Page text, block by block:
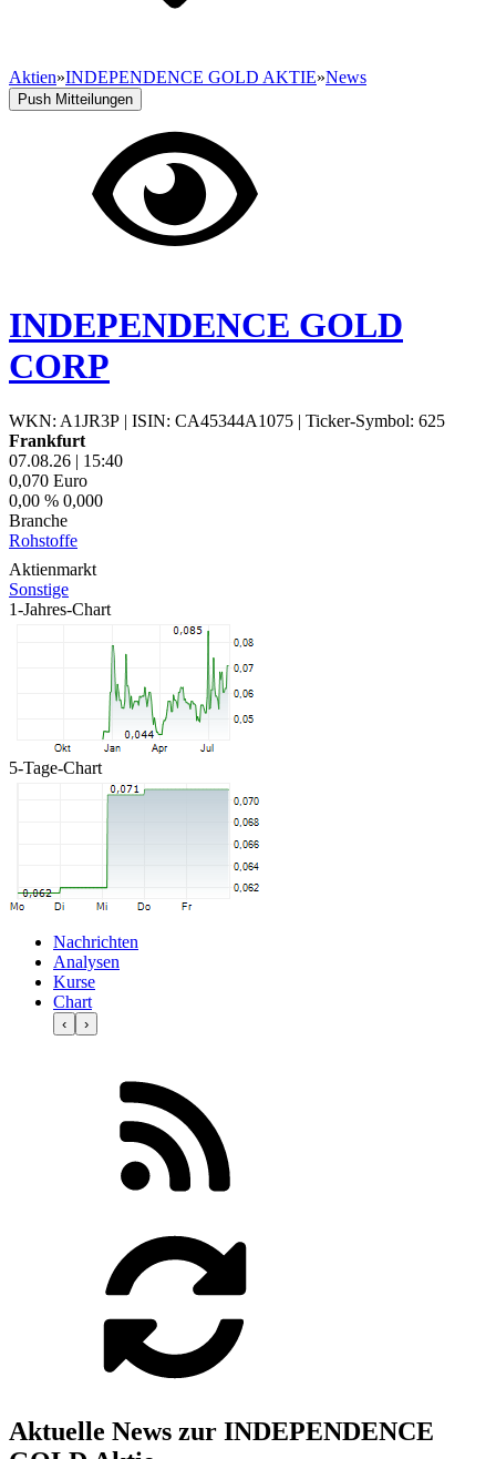
Aktien»INDEPENDENCE GOLD AKTIE»News
Push Mitteilungen
INDEPENDENCE GOLD
CORP
WKN: A1JR3P | ISIN: CA45344A1075 | Ticker-Symbol: 625
Frankfurt
07.08.26 | 15:40
0,070 Euro
0,00 % 0,000
Branche
Rohstoffe
Aktienmarkt
Sonstige
1-Jahres-Chart
5-Tage-Chart
Nachrichten
Analysen
Kurse
Chart
‹ ›
Aktuelle News zur INDEPENDENCE